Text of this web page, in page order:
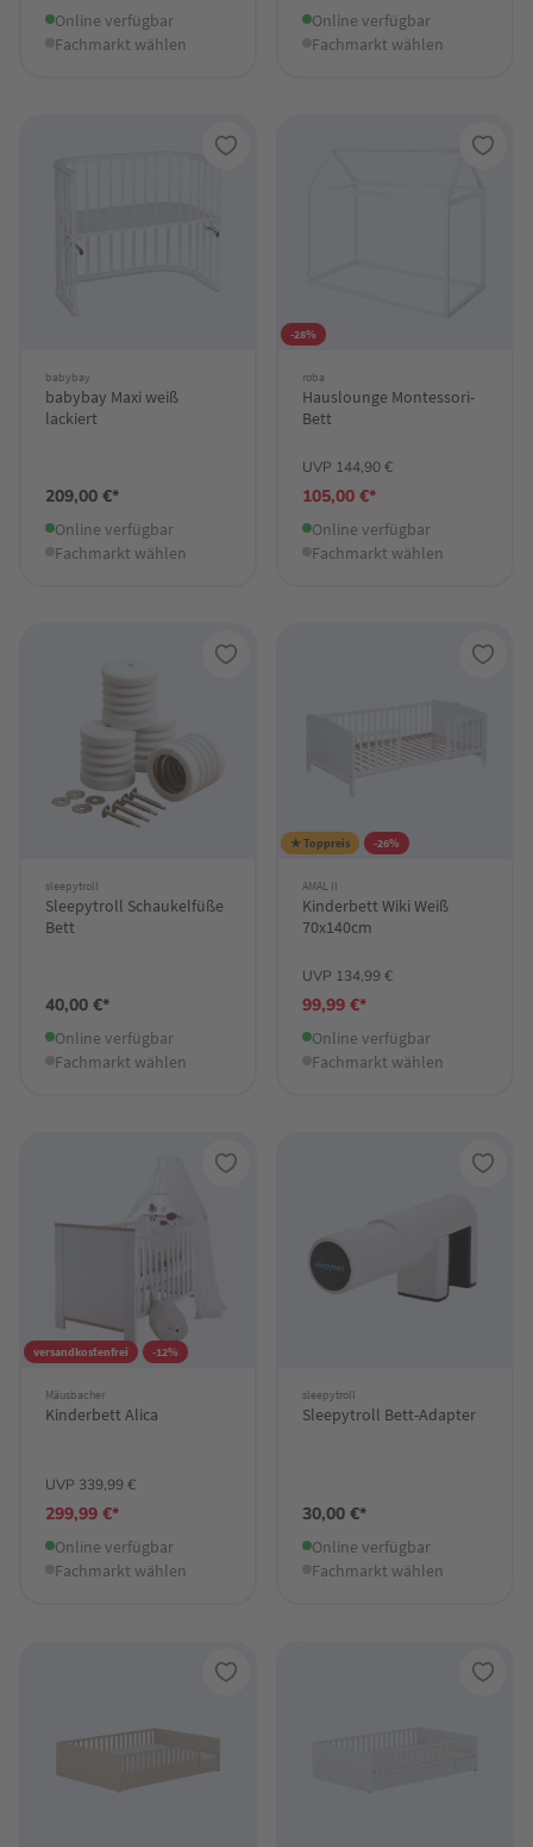
Online verfügbar
Fachmarkt wählen
Online verfügbar
Fachmarkt wählen
babybay
babybay Maxi weiß
lackiert
209,00 €*
Online verfügbar
Fachmarkt wählen
-28%
roba
Hauslounge Montessori-
Bett
UVP 144,90 €
105,00 €*
Online verfügbar
Fachmarkt wählen
sleepytroll
Sleepytroll Schaukelfüße
Bett
40,00 €*
Online verfügbar
Fachmarkt wählen
★ Toppreis -26%
AMAL II
Kinderbett Wiki Weiß
70x140cm
UVP 134,99 €
99,99 €*
Online verfügbar
Fachmarkt wählen
versandkostenfrei -12%
Mäusbacher
Kinderbett Alica
UVP 339,99 €
299,99 €*
Online verfügbar
Fachmarkt wählen
sleepytroll
Sleepytroll Bett-Adapter
30,00 €*
Online verfügbar
Fachmarkt wählen